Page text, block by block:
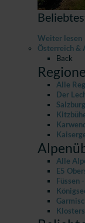
Weiter lesen
Österreich &
Back
Alle
Der
Alle
E5
Füssen